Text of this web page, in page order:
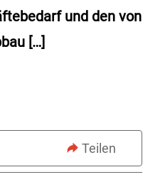
und den von
[…]
Teilen